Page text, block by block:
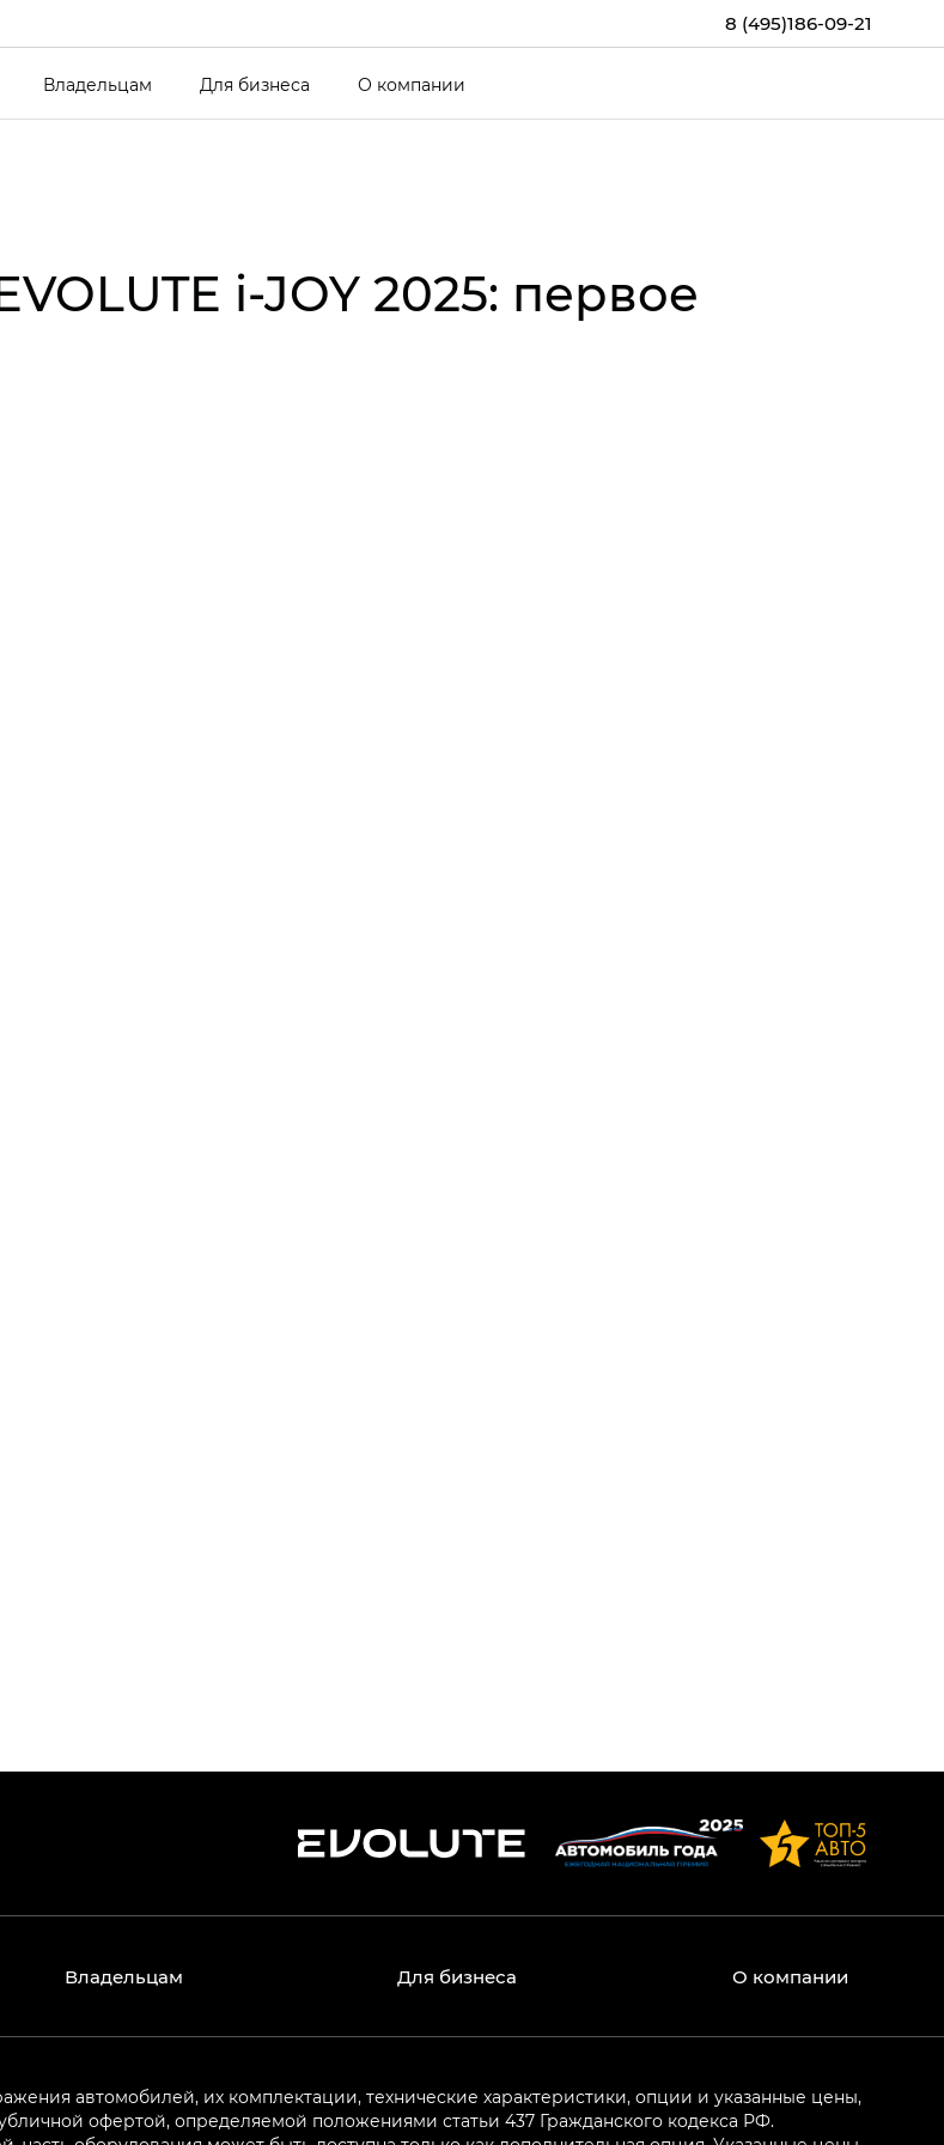
8 (495)186-09-21
Владельцам Для бизнеса О компании
i‑JOY 2025: первое
Владельцам Для бизнеса О компании
автомобилей, их комплектации, технические характеристики, опции и указанные цены,
офертой, определяемой положениями статьи 437 Гражданского кодекса РФ.